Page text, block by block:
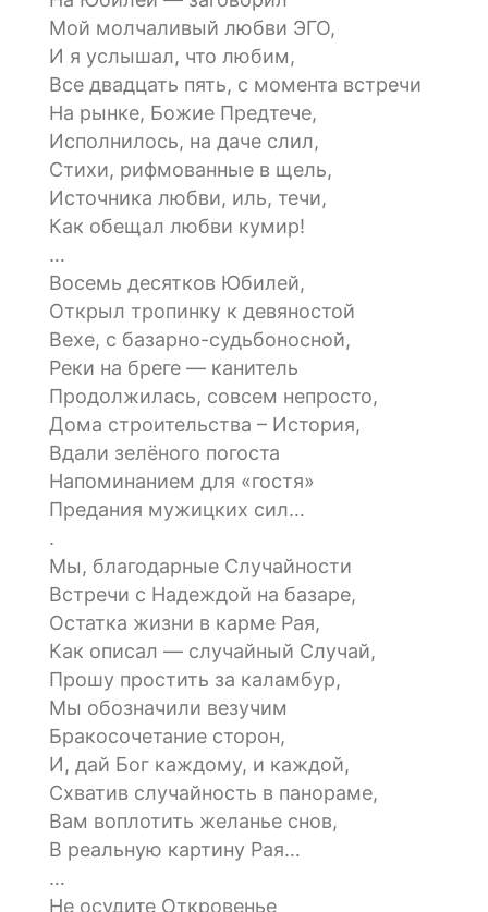
Мой молчаливый любви ЭГО,
И я услышал, что любим,
Все двадцать пять, с момента встречи
На рынке, Божие Предтече,
Исполнилось, на даче слил,
Стихи, рифмованные в щель,
Источника любви, иль, течи,
Как обещал любви кумир!
…
Восемь десятков Юбилей,
Открыл тропинку к девяностой
Вехе, с базарно-судьбоносной,
Реки на бреге — канитель
Продолжилась, совсем непросто,
Дома строительства – История,
Вдали зелёного погоста
Напоминанием для «гостя»
Предания мужицких сил…
.
Мы, благодарные Случайности
Встречи с Надеждой на базаре,
Остатка жизни в карме Рая,
Как описал — случайный Случай,
Прошу простить за каламбур,
Мы обозначили везучим
Бракосочетание сторон,
И, дай Бог каждому, и каждой,
Схватив случайность в панораме,
Вам воплотить желанье снов,
В реальную картину Рая…
…
Не осудите Откровенье